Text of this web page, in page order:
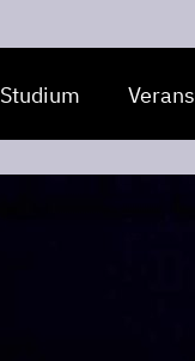
Studium